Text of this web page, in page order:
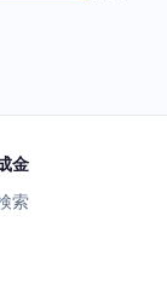
金
索